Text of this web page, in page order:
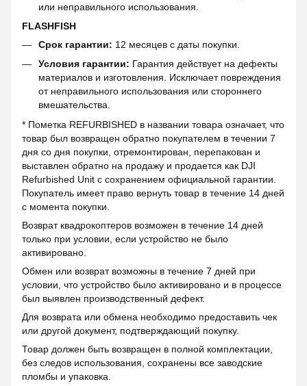
или неправильного использования.
FLASHFISH
Срок гарантии: 12 месяцев с даты покупки.
Условия гарантии: Гарантия действует на дефекты
материалов и изготовления. Исключает повреждения
от неправильного использования или стороннего
вмешательства.
* Пометка REFURBISHED в названии товара означает, что
товар был возвращен обратно покупателем в течении 7
дня со дня покупки, отремонтирован, перепакован и
выставлен обратно на продажу и продается как DJI
Refurbished Unit с сохранением официальной гарантии.
Покупатель имеет право вернуть товар в течение 14 дней
с момента покупки.
Возврат квадрокоптеров возможен в течение 14 дней
только при условии, если устройство не было
активировано.
Обмен или возврат возможны в течение 7 дней при
условии, что устройство было активировано и в процессе
был выявлен производственный дефект.
Для возврата или обмена необходимо предоставить чек
или другой документ, подтверждающий покупку.
Товар должен быть возвращен в полной комплектации,
без следов использования, сохранены все заводские
пломбы и упаковка.